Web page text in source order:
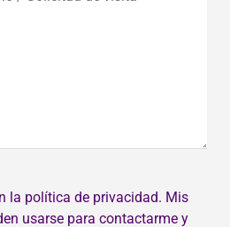
la política de privacidad. Mis
usarse para contactarme y